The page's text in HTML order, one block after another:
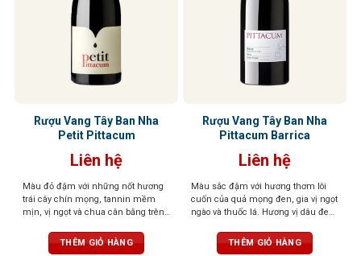
Rượu Vang Tây Ban Nha
Petit Pittacum
Liên hệ
Màu đỏ đậm với những nốt hương
trái cây chín mọng, tannin mềm
mịn, vị ngọt và chua cân bằng trên
THÊM GIỎ HÀNG
Rượu Vang Tây Ban Nha
Pittacum Barrica
Liên hệ
Màu sắc đậm với hương thơm lôi
cuốn của quả mọng đen, gia vị ngọt
ngào và thuốc lá. Hương vị dâu đen,
cùng tannin mềm mại
THÊM GIỎ HÀNG